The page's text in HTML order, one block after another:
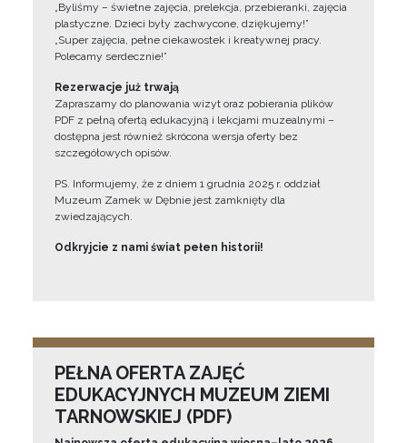
„Byliśmy – świetne zajęcia, prelekcja, przebieranki, zajęcia
plastyczne. Dzieci były zachwycone, dziękujemy!”
„Super zajęcia, pełne ciekawostek i kreatywnej pracy.
Polecamy serdecznie!”
Rezerwacje już trwają
Zapraszamy do planowania wizyt oraz pobierania plików
PDF z pełną ofertą edukacyjną i lekcjami muzealnymi –
dostępna jest również skrócona wersja oferty bez
szczegółowych opisów.
PS. Informujemy, że z dniem 1 grudnia 2025 r. oddział
Muzeum Zamek w Dębnie jest zamknięty dla
zwiedzających.
Odkryjcie z nami świat pełen historii!
PEŁNA OFERTA ZAJĘĆ
EDUKACYJNYCH MUZEUM ZIEMI
TARNOWSKIEJ (PDF)